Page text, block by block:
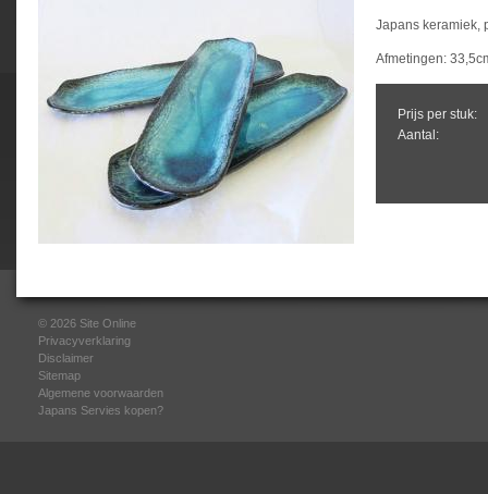
Japans keramiek,
Afmetingen:
Prijs per stuk:
Aantal:
© 2026 Site Online
Privacyverklaring
Disclaimer
Sitemap
Algemene voorwaarden
Japans Servies kopen?